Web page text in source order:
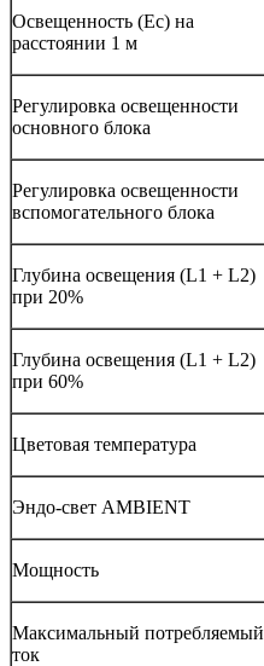
Освещeнность (Ec) на
расстоянии 1 м
Регулировка освещенности
основного блока
Регулировка освещенности
вспомогательного блока
Глубина освещения (L1 + L2)
при 20%
Глубина освещения (L1 + L2)
при 60%
Цветовая температура
Эндо-свет AMBIENT
Мощность
Максимальный потребляемый
ток